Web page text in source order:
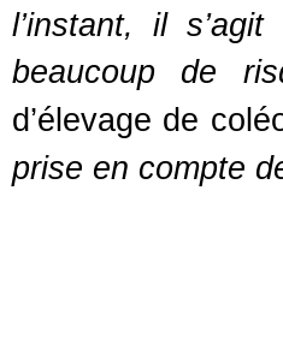
l’instant, il s’agit
beaucoup de
d’élevage de
prise en compte